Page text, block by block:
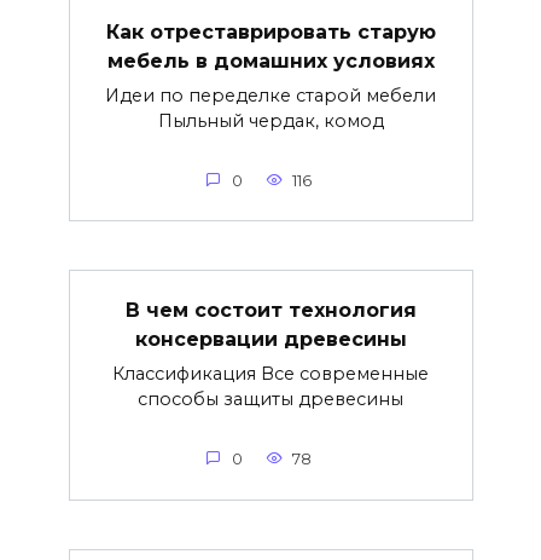
Как отреставрировать старую
мебель в домашних условиях
Идеи по переделке старой мебели
Пыльный чердак, комод
0 116
В чем состоит технология
консервации древесины
Классификация Все современные
способы защиты древесины
0 78